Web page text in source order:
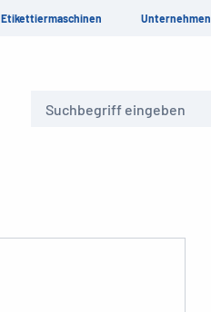
Etikettiermaschinen Unternehmen